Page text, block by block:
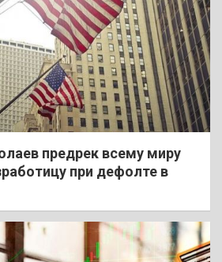
предрек всему миру
при дефолте в